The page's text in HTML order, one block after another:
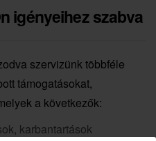
igényeihez szabva
szervizünk többféle
támogatásokat,
a következők:
karbantartások